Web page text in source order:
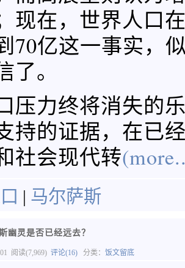
现在，世界人口
70亿这一事实，
了。
压力终将消失的
持的证据，在已
社会现代转
| 马尔萨斯
幽灵是否已经远去？
阅读(7,969) 评论(16) 分类： 饭文留底